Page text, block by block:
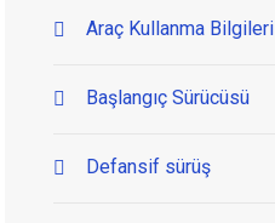
Araç Kullanma Bilgileri
Başlangıç Sürücüsü
Defansif sürüş